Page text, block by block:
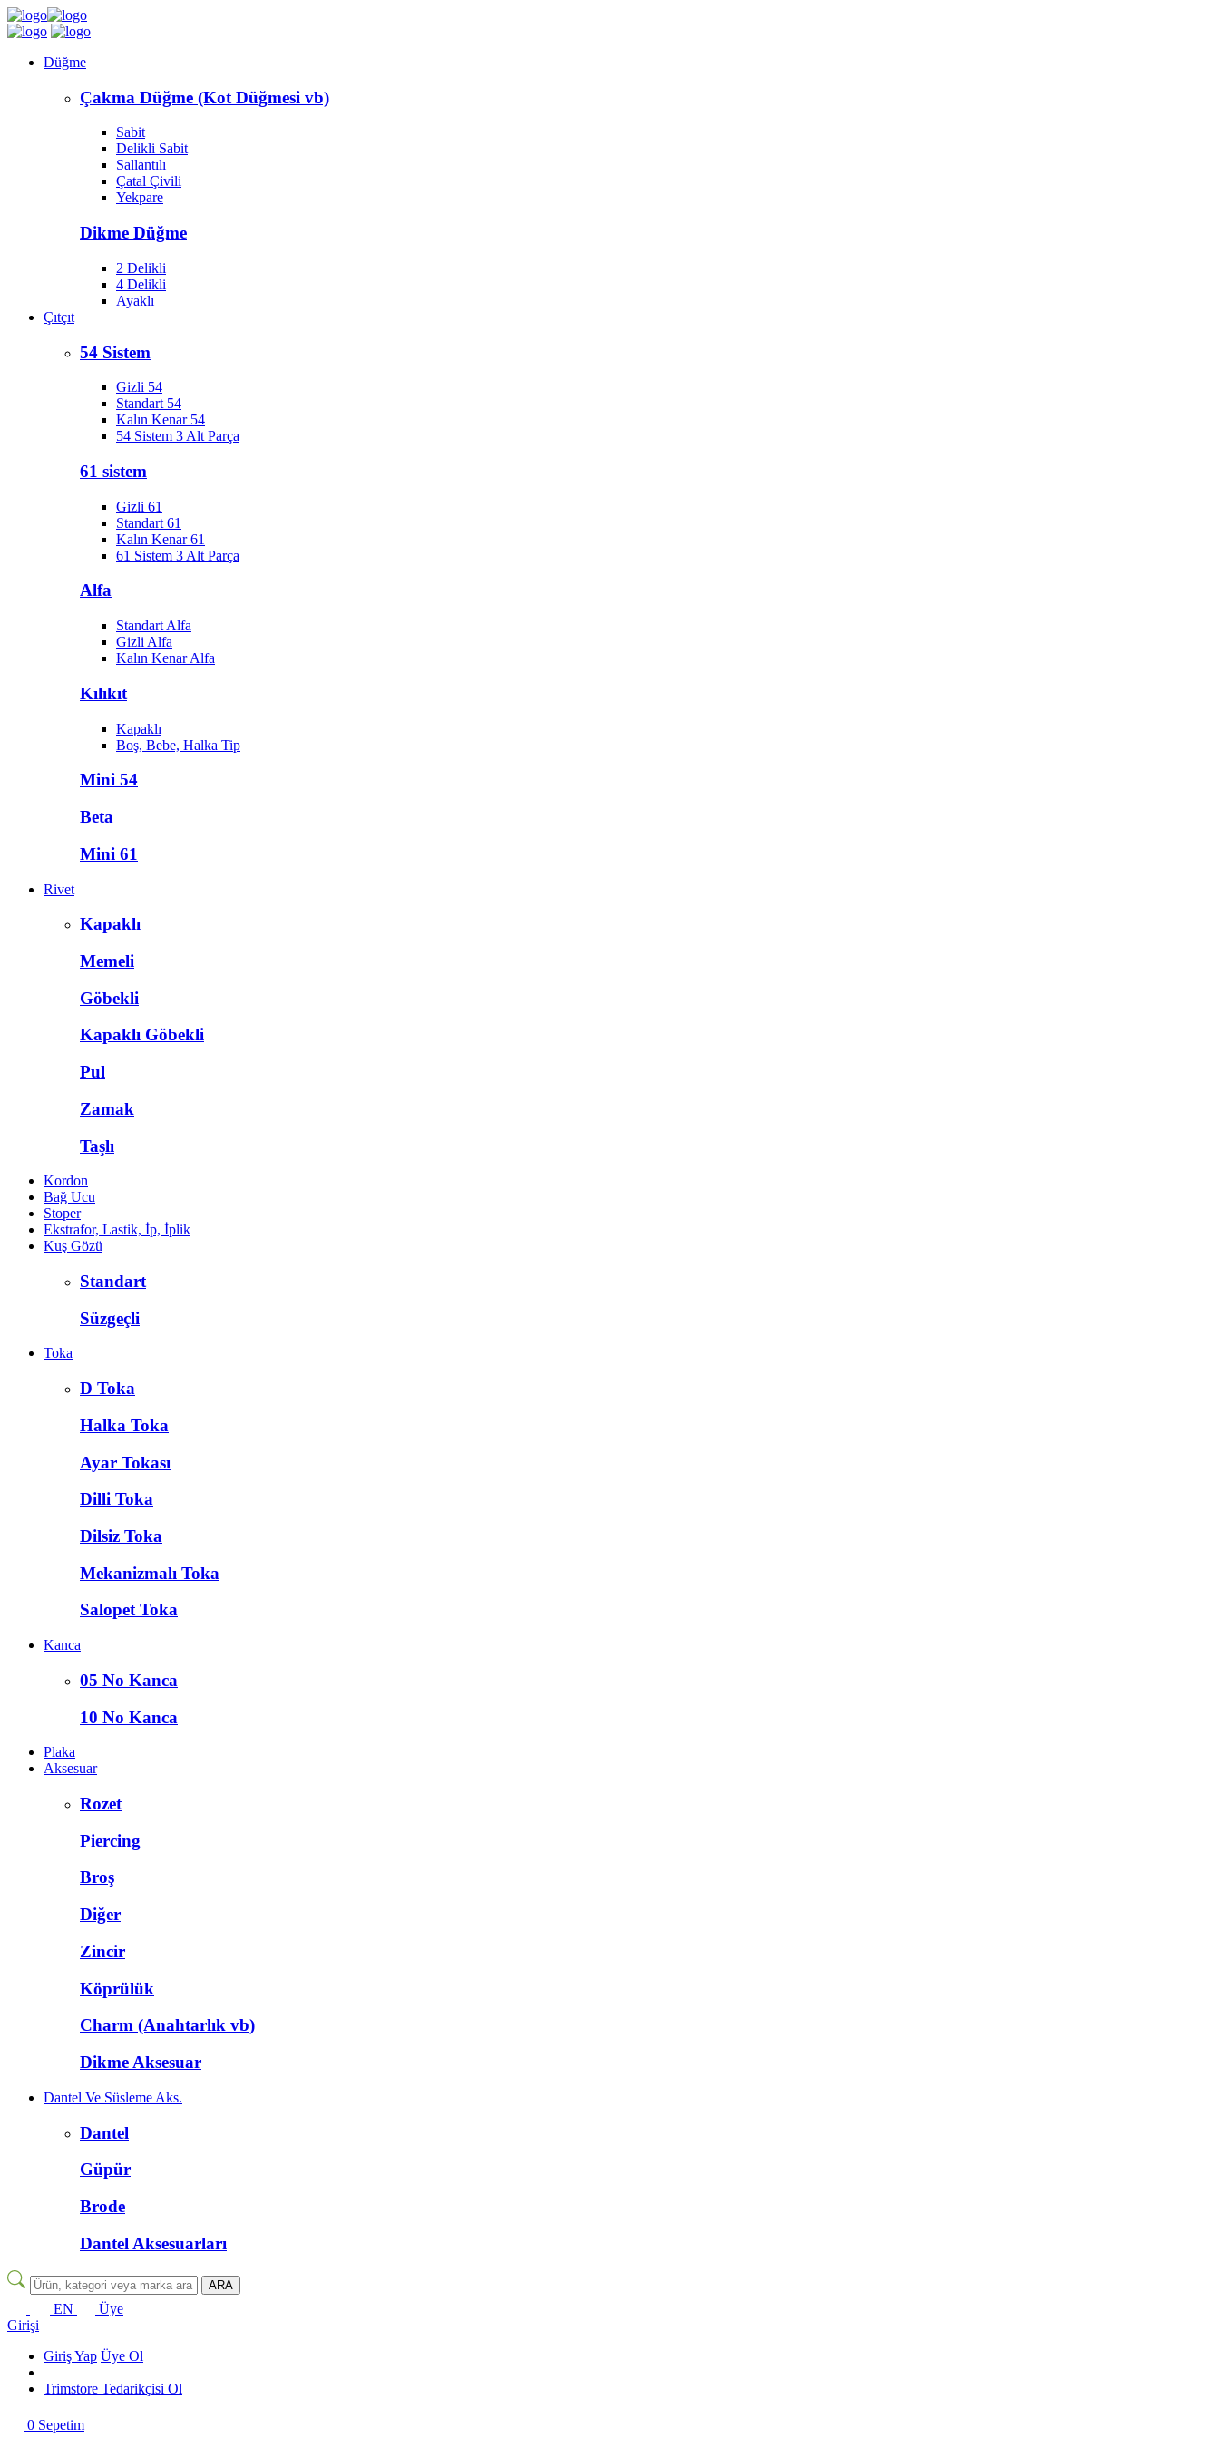
Düğme
Çakma Düğme (Kot Düğmesi vb)
Sabit
Delikli Sabit
Sallantılı
Çatal Çivili
Yekpare
Dikme Düğme
2 Delikli
4 Delikli
Ayaklı
Çıtçıt
54 Sistem
Gizli 54
Standart 54
Kalın Kenar 54
54 Sistem 3 Alt Parça
61 sistem
Gizli 61
Standart 61
Kalın Kenar 61
61 Sistem 3 Alt Parça
Alfa
Standart Alfa
Gizli Alfa
Kalın Kenar Alfa
Kılıkıt
Kapaklı
Boş, Bebe, Halka Tip
Mini 54
Beta
Mini 61
Rivet
Kapaklı
Memeli
Göbekli
Kapaklı Göbekli
Pul
Zamak
Taşlı
Kordon
Bağ Ucu
Stoper
Ekstrafor, Lastik, İp, İplik
Kuş Gözü
Standart
Süzgeçli
Toka
D Toka
Halka Toka
Ayar Tokası
Dilli Toka
Dilsiz Toka
Mekanizmalı Toka
Salopet Toka
Kanca
05 No Kanca
10 No Kanca
Plaka
Aksesuar
Rozet
Piercing
Broş
Diğer
Zincir
Köprülük
Charm (Anahtarlık vb)
Dikme Aksesuar
Dantel Ve Süsleme Aks.
Dantel
Güpür
Brode
Dantel Aksesuarları
EN
Üye
Girişi
Giriş Yap Üye Ol
Trimstore Tedarikçisi Ol
0 Sepetim